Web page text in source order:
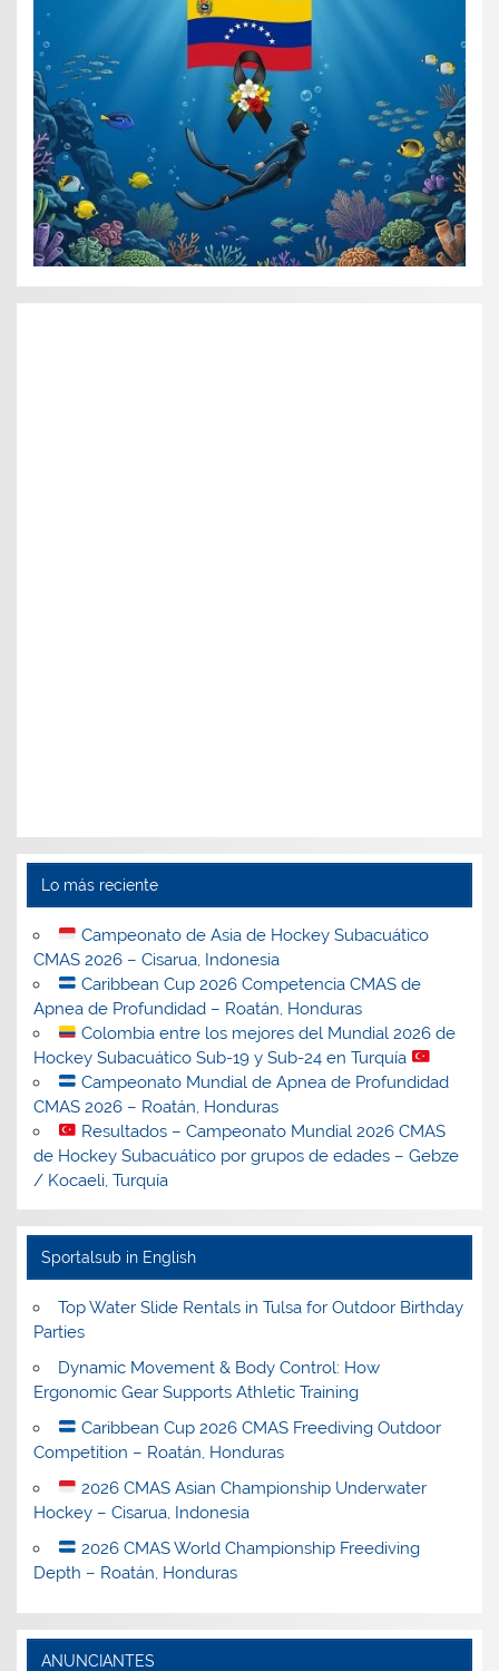
Lo más reciente
Campeonato de Asia de Hockey Subacuático
CMAS 2026 – Cisarua, Indonesia
Caribbean Cup 2026 Competencia CMAS de
Apnea de Profundidad – Roatán, Honduras
Colombia entre los mejores del Mundial 2026 de
Hockey Subacuático Sub-19 y Sub-24 en Turquía
Campeonato Mundial de Apnea de Profundidad
CMAS 2026 – Roatán, Honduras
Resultados – Campeonato Mundial 2026 CMAS
de Hockey Subacuático por grupos de edades – Gebze
/ Kocaeli, Turquía
Sportalsub in English
Top Water Slide Rentals in Tulsa for Outdoor Birthday
Parties
Dynamic Movement & Body Control: How
Ergonomic Gear Supports Athletic Training
Caribbean Cup 2026 CMAS Freediving Outdoor
Competition – Roatán, Honduras
2026 CMAS Asian Championship Underwater
Hockey – Cisarua, Indonesia
2026 CMAS World Championship Freediving
Depth – Roatán, Honduras
ANUNCIANTES